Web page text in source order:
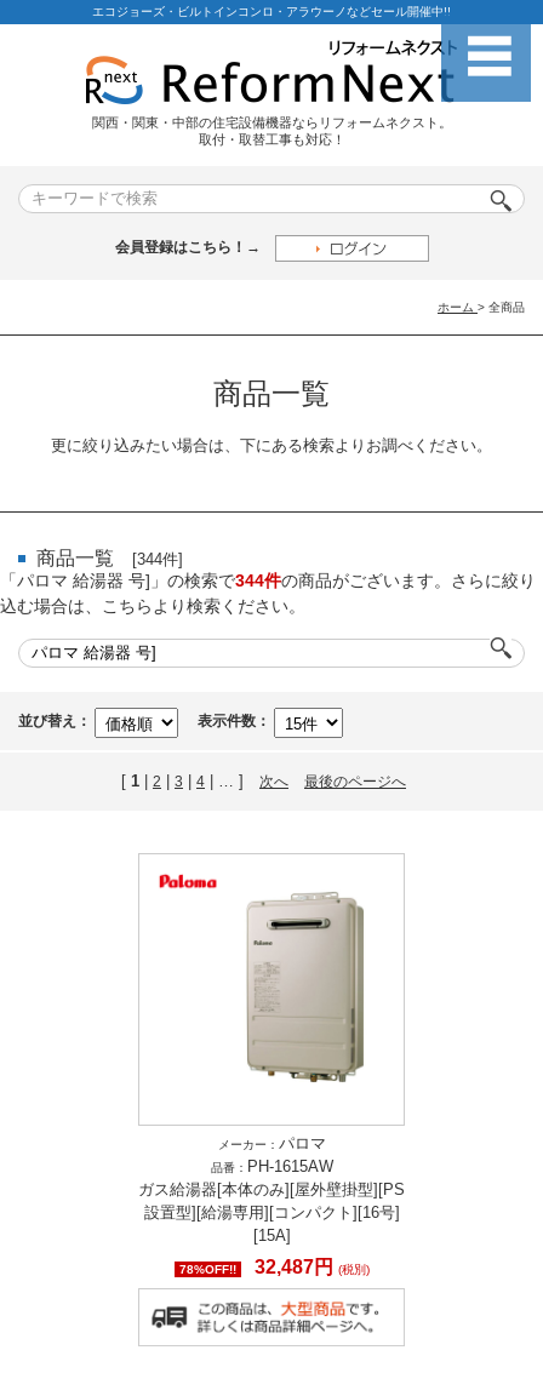
エコジョーズ・ビルトインコンロ・アラウーノなどセール開催中!!
関西・関東・中部の住宅設備機器ならリフォームネクスト。
取付・取替工事も対応！
会員登録はこちら！→
ホーム > 全商品
商品一覧
更に絞り込みたい場合は、下にある検索よりお調べください。
商品一覧 [344件]
「パロマ 給湯器 号]」の検索で344件の商品がございます。さらに絞り
込む場合は、こちらより検索ください。
並び替え： 表示件数：
[ 1 2 3 4 | … ] 次へ 最後のページへ
メーカー： パロマ
品番： PH-1615AW
ガス給湯器[本体のみ][屋外壁掛型][PS
設置型][給湯専用][コンパクト][16号]
[15A]
78%OFF!! 32,487円 (税別)